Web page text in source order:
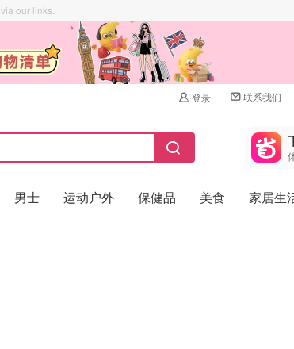
our links.
登录 联系我们
男士 运动户外 保健品 美食 家居生